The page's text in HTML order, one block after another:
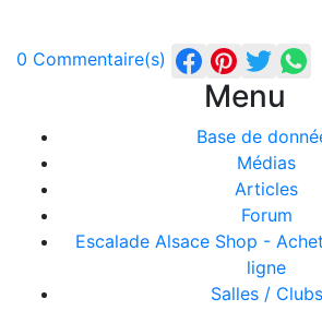
0 Commentaire(s)
Menu
Base de
Médias
Articles
Forum
Escalade Alsace Shop -
ligne
Salles / Clubs